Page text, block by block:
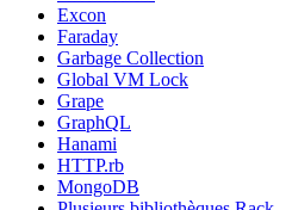
Excon
Faraday
Garbage Collection
Global VM Lock
Grape
GraphQL
Hanami
HTTP.rb
MongoDB